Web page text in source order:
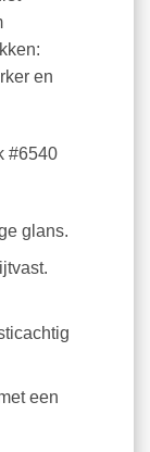
en
#6540
glans.
een